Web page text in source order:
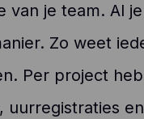
van je team. Al
Zo weet
Per project
uurregistraties